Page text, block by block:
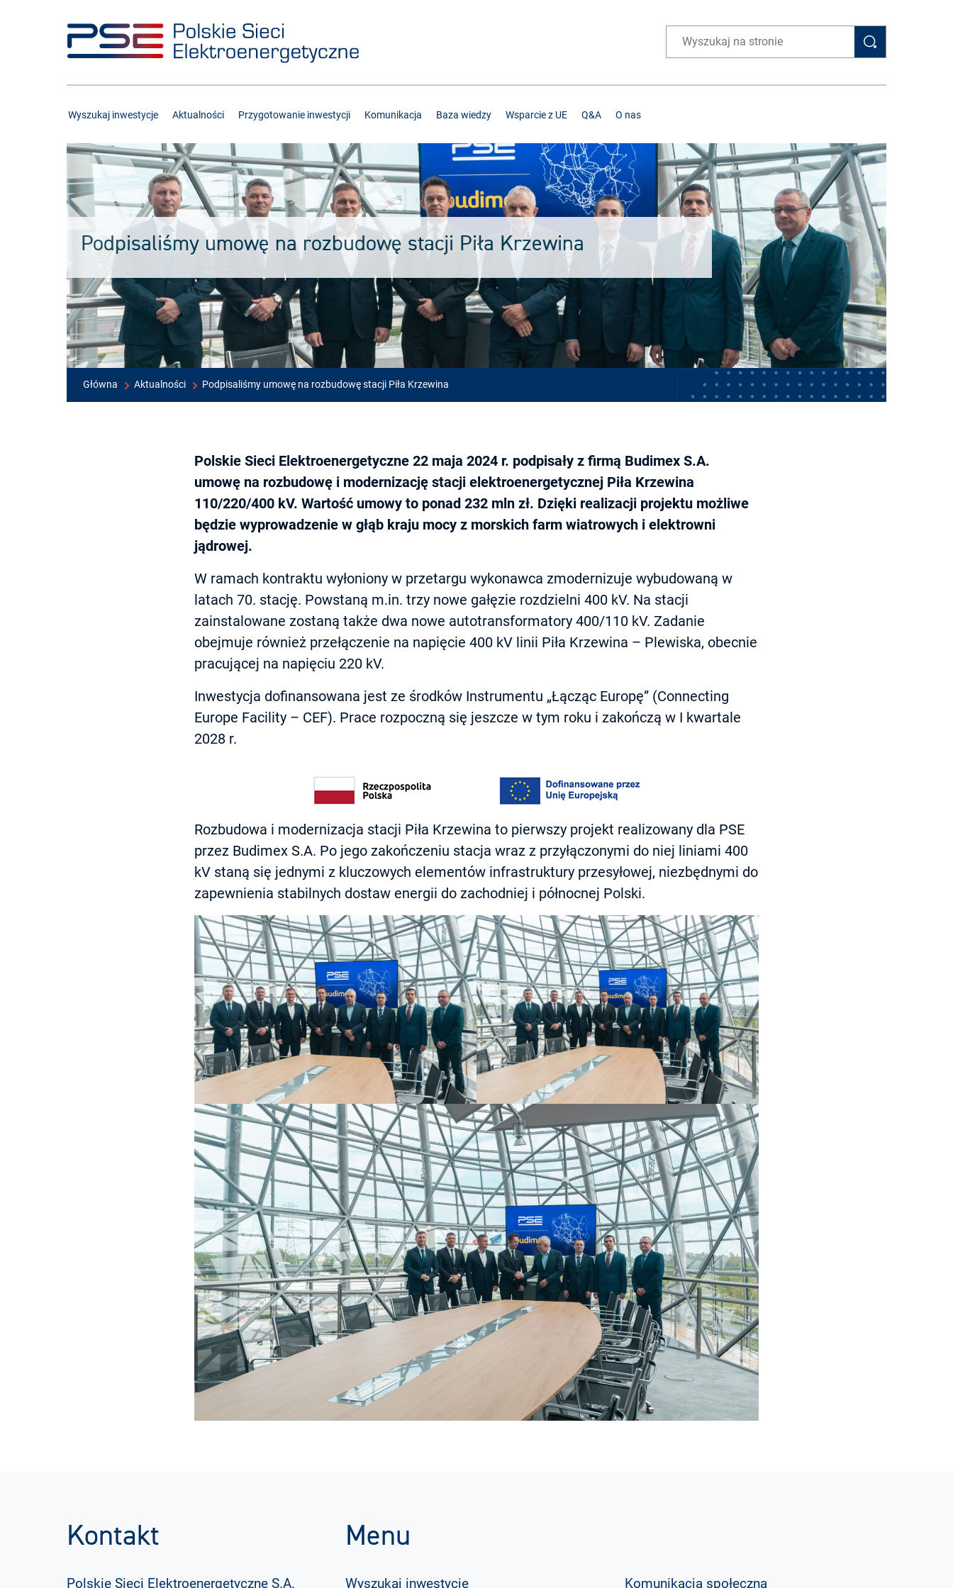
Wpisz wyszukiwaną frazę
Wyszukaj inwestycje Aktualności Przygotowanie inwestycji Komunikacja Baza wiedzy Wsparcie z UE Q&A O nas
Podpisaliśmy umowę na rozbudowę stacji Piła Krzewina
Główna Aktualności Podpisaliśmy umowę na rozbudowę stacji Piła Krzewina
Polskie Sieci Elektroenergetyczne 22 maja 2024 r. podpisały z firmą Budimex S.A.
umowę na rozbudowę i modernizację stacji elektroenergetycznej Piła Krzewina
110/220/400 kV. Wartość umowy to ponad 232 mln zł. Dzięki realizacji projektu możliwe
będzie wyprowadzenie w głąb kraju mocy z morskich farm wiatrowych i elektrowni
jądrowej.
W ramach kontraktu wyłoniony w przetargu wykonawca zmodernizuje wybudowaną w
latach 70. stację. Powstaną m.in. trzy nowe gałęzie rozdzielni 400 kV. Na stacji
zainstalowane zostaną także dwa nowe autotransformatory 400/110 kV. Zadanie
obejmuje również przełączenie na napięcie 400 kV linii Piła Krzewina – Plewiska, obecnie
pracującej na napięciu 220 kV.
Inwestycja dofinansowana jest ze środków Instrumentu „Łącząc Europę” (Connecting
Europe Facility – CEF). Prace rozpoczną się jeszcze w tym roku i zakończą w I kwartale
2028 r.
Rozbudowa i modernizacja stacji Piła Krzewina to pierwszy projekt realizowany dla PSE
przez Budimex S.A. Po jego zakończeniu stacja wraz z przyłączonymi do niej liniami 400
kV staną się jednymi z kluczowych elementów infrastruktury przesyłowej, niezbędnymi do
zapewnienia stabilnych dostaw energii do zachodniej i północnej Polski.
Kontakt
Polskie Sieci Elektroenergetyczne S.A.
Menu
Wyszukaj inwestycje Komunikacja społeczna